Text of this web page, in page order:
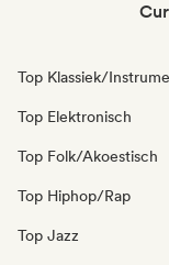
Top Klassiek/
Top Elektronisch
Top Folk/Akoestisch
Top Hiphop/Rap
Top Jazz